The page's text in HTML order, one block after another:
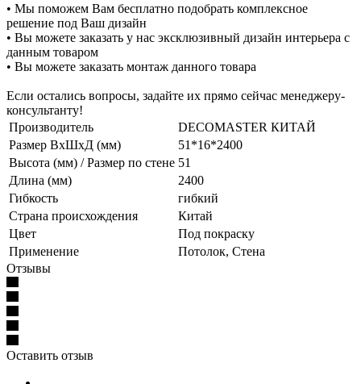
• Мы поможем Вам бесплатно подобрать комплексное
решение под Ваш дизайн
• Вы можете заказать у нас эксклюзивный дизайн интерьера с
данным товаром
• Вы можете заказать монтаж данного товара
Если остались вопросы, задайте их прямо сейчас менеджеру-
консультанту!
Производитель
DECOMASTER КИТАЙ
Размер ВхШхД (мм)
51*16*2400
Высота (мм) / Размер по стене 51
Длина (мм)
2400
Гибкость
гибкий
Страна происхождения
Китай
Цвет
Под покраску
Применение
Потолок, Стена
Отзывы
Оставить отзыв